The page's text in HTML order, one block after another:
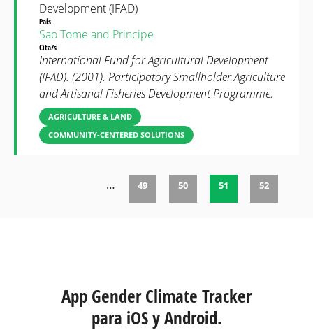
Development (IFAD)
País
Sao Tome and Principe
Cita/s
International Fund for Agricultural Development
(IFAD). (2001). Participatory Smallholder Agriculture
and Artisanal Fisheries Development Programme.
AGRICULTURE & LAND
COMMUNITY-CENTERED SOLUTIONS
… 49 50 51 52
App Gender Climate Tracker
para iOS y Android.